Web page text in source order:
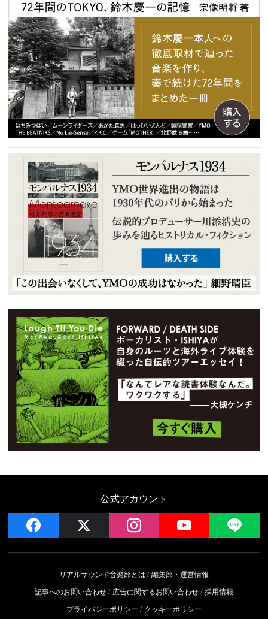
公式アカウント
facebook instagram YouTube
リアルサウンド音楽部とは
編集部・運営情報
記事へのお問い合わせ
広告に関するお問い合わせ 採用情報
プライバシーポリシー
クッキーポリシー